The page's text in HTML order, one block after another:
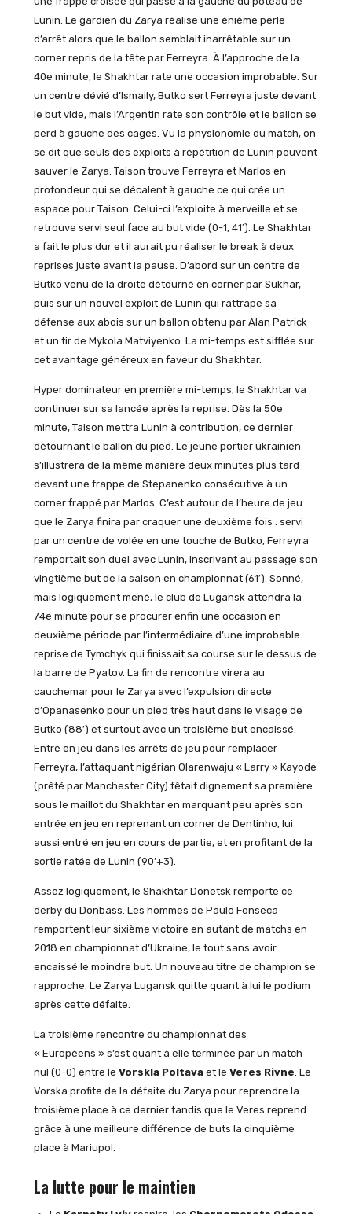
Lunin. Le gardien du Zarya réalise une énième perle
d’arrêt alors que le ballon semblait inarrêtable sur un
corner repris de la tête par Ferreyra. À l’approche de la
40e minute, le Shakhtar rate une occasion improbable. Sur
un centre dévié d’Ismaily, Butko sert Ferreyra juste devant
le but vide, mais l’Argentin rate son contrôle et le ballon se
perd à gauche des cages. Vu la physionomie du match, on
se dit que seuls des exploits à répétition de Lunin peuvent
sauver le Zarya. Taison trouve Ferreyra et Marlos en
profondeur qui se décalent à gauche ce qui crée un
espace pour Taison. Celui-ci l’exploite à merveille et se
retrouve servi seul face au but vide (0-1, 41′). Le Shakhtar
a fait le plus dur et il aurait pu réaliser le break à deux
reprises juste avant la pause. D’abord sur un centre de
Butko venu de la droite détourné en corner par Sukhar,
puis sur un nouvel exploit de Lunin qui rattrape sa
défense aux abois sur un ballon obtenu par Alan Patrick
et un tir de Mykola Matviyenko. La mi-temps est sifflée sur
cet avantage généreux en faveur du Shakhtar.
Hyper dominateur en première mi-temps, le Shakhtar va
continuer sur sa lancée après la reprise. Dès la 50e
minute, Taison mettra Lunin à contribution, ce dernier
détournant le ballon du pied. Le jeune portier ukrainien
s’illustrera de la même manière deux minutes plus tard
devant une frappe de Stepanenko consécutive à un
corner frappé par Marlos. C’est autour de l’heure de jeu
que le Zarya finira par craquer une deuxième fois : servi
par un centre de volée en une touche de Butko, Ferreyra
remportait son duel avec Lunin, inscrivant au passage son
vingtième but de la saison en championnat (61′). Sonné,
mais logiquement mené, le club de Lugansk attendra la
74e minute pour se procurer enfin une occasion en
deuxième période par l’intermédiaire d’une improbable
reprise de Tymchyk qui finissait sa course sur le dessus de
la barre de Pyatov. La fin de rencontre virera au
cauchemar pour le Zarya avec l’expulsion directe
d’Opanasenko pour un pied très haut dans le visage de
Butko (88′) et surtout avec un troisième but encaissé.
Entré en jeu dans les arrêts de jeu pour remplacer
Ferreyra, l’attaquant nigérian Olarenwaju « Larry » Kayode
(prêté par Manchester City) fêtait dignement sa première
sous le maillot du Shakhtar en marquant peu après son
entrée en jeu en reprenant un corner de Dentinho, lui
aussi entré en jeu en cours de partie, et en profitant de la
sortie ratée de Lunin (90’+3).
Assez logiquement, le Shakhtar Donetsk remporte ce
derby du Donbass. Les hommes de Paulo Fonseca
remportent leur sixième victoire en autant de matchs en
2018 en championnat d’Ukraine, le tout sans avoir
encaissé le moindre but. Un nouveau titre de champion se
rapproche. Le Zarya Lugansk quitte quant à lui le podium
après cette défaite.
La troisième rencontre du championnat des
« Européens » s’est quant à elle terminée par un match
nul (0-0) entre le Vorskla Poltavaet le Veres Rivne. Le
Vorska profite de la défaite du Zarya pour reprendre la
troisième place à ce dernier tandis que le Veres reprend
grâce à une meilleure différence de buts la cinquième
place à Mariupol.
La lutte pour le maintien